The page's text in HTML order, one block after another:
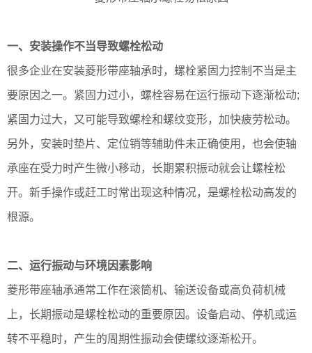
一、安装操作不当导致螺栓松动
很多企业在安装菱形带座轴承时，螺栓紧固力控制不当是主
要原因之一。紧固力过小，螺栓容易在运行振动下逐渐松动;
紧固力过大，又可能导致螺栓和螺纹变形，加快疲劳松动。
另外，安装时垫片、定位销等辅助件未正确使用，也会使轴
承座在受力时产生微小移动，长期累积振动就会让螺栓松
开。新手操作或赶工时常出现这种情况，是螺栓松动高发的
根源。
二、运行振动与环境因素影响
菱形带座轴承通常工作在滚筒机、输送设备或高负荷机械
上，长期振动是螺栓松动的重要原因。设备启动、停机或运
转不平稳时，产生的周期性振动会使螺纹逐渐松开。